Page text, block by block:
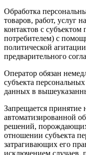
Обработка
товаров, работ, услуг
контактов с
потребителем) с
политической
предварительного
Оператор обязан
субъекта
данных в
Запрещается принятие
автоматизированной
решений,
отношении субъекта
затрагивающих его